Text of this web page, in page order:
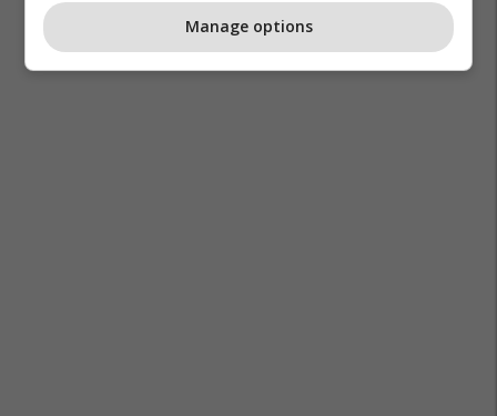
Manage options